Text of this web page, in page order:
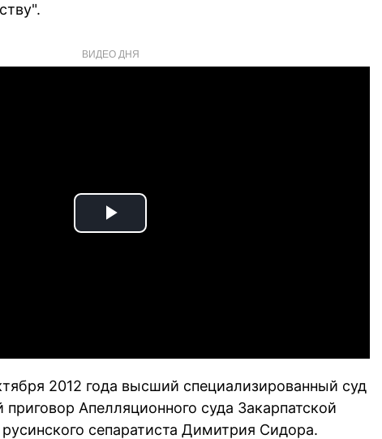
ВИДЕО ДНЯ
Play
2012 года высший специализированный суд
приговор Апелляционного суда Закарпатской
сепаратиста Димитрия Сидора.